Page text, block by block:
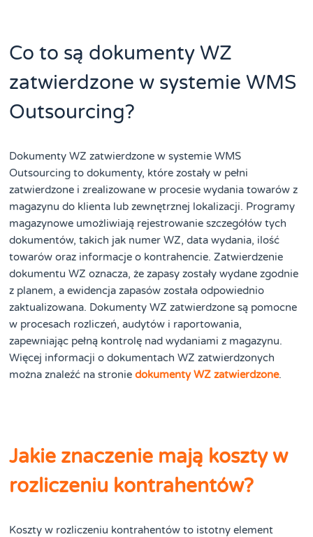
Co to są dokumenty WZ
zatwierdzone w systemie WMS
Outsourcing?
Dokumenty WZ zatwierdzone w systemie WMS
Outsourcing to dokumenty, które zostały w pełni
zatwierdzone i zrealizowane w procesie wydania towarów z
magazynu do klienta lub zewnętrznej lokalizacji. Programy
magazynowe umożliwiają rejestrowanie szczegółów tych
dokumentów, takich jak numer WZ, data wydania, ilość
towarów oraz informacje o kontrahencie. Zatwierdzenie
dokumentu WZ oznacza, że zapasy zostały wydane zgodnie
z planem, a ewidencja zapasów została odpowiednio
zaktualizowana. Dokumenty WZ zatwierdzone są pomocne
w procesach rozliczeń, audytów i raportowania,
zapewniając pełną kontrolę nad wydaniami z magazynu.
Więcej informacji o dokumentach WZ zatwierdzonych
można znaleźć na stroniedokumenty WZ zatwierdzone.
Jakie znaczenie mają koszty w
rozliczeniu kontrahentów?
Koszty w rozliczeniu kontrahentów to istotny element